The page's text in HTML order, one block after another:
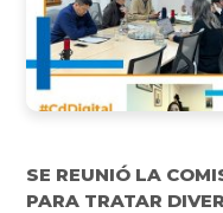
SE REUNIÓ LA
PARA TRATAR